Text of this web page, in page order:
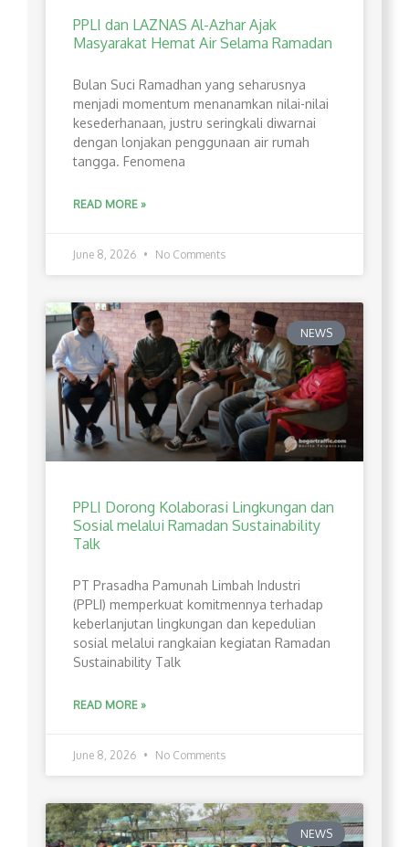
PPLI dan LAZNAS Al-Azhar Ajak
Masyarakat Hemat Air Selama Ramadan
Bulan Suci Ramadhan yang seharusnya
menjadi momentum menanamkan nilai-nilai
kesederhanaan, justru seringkali diwarnai
dengan lonjakan penggunaan air rumah
tangga. Fenomena
READ MORE »
June 8, 2026 No Comments
NEWS
PPLI Dorong Kolaborasi Lingkungan dan
Sosial melalui Ramadan Sustainability
Talk
PT Prasadha Pamunah Limbah Industri
(PPLI) memperkuat komitmennya terhadap
keberlanjutan lingkungan dan kepedulian
sosial melalui rangkaian kegiatan Ramadan
Sustainability Talk
READ MORE »
June 8, 2026 No Comments
NEWS